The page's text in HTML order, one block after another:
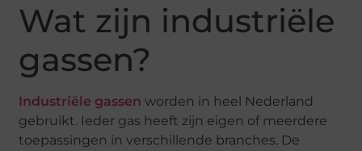
Wat zijn industriële
gassen?
Industriële gassen worden in heel Nederland
gebruikt. Ieder gas heeft zijn eigen of meerdere
toepassingen in verschillende branches. De